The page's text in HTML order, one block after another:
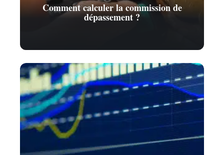
Comment calculer la commission de
dépassement ?